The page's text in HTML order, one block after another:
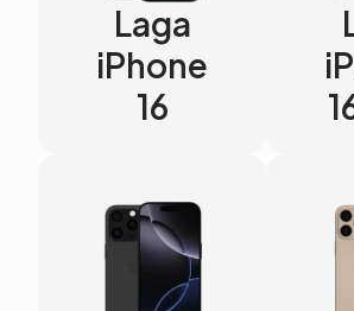
Laga
iPhone
16